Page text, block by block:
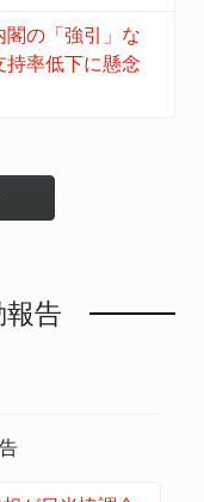
の「強引」な
率低下に懸念
告